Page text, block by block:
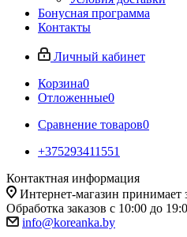
Бонусная программа
Контакты
Личный кабинет
Корзина0
Отложенные0
Сравнение товаров0
+375293411551
Контактная информация
Интернет-магазин принимает
Обработка заказов с 10:00 до
info@koreanka.by